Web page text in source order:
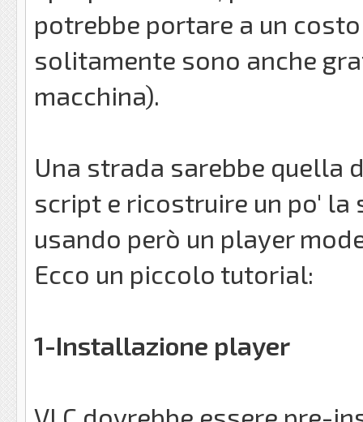
potrebbe portare a un
solitamente sono anche
macchina).
Una strada sarebbe quella
script e ricostruire un po' la
usando però un player
Ecco un piccolo tutorial:
1-Installazione player